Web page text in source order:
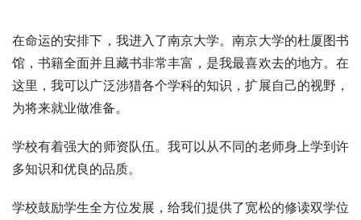
在命运的安排下，我进入了南京大学。南京大学的杜厦图书
馆，书籍全面并且藏书非常丰富，是我最喜欢去的地方。在
这里，我可以广泛涉猎各个学科的知识，扩展自己的视野，
为将来就业做准备。
学校有着强大的师资队伍。我可以从不同的老师身上学到许
多知识和优良的品质。
学校鼓励学生全方位发展，给我们提供了宽松的修读双学位